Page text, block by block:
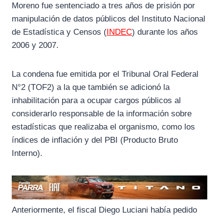
e
b
e
g
r
t
s
Moreno fue sentenciado a tres años de prisión por
manipulación de datos públicos del Instituto Nacional
de Estadística y Censos (INDEC) durante los años
2006 y 2007.
La condena fue emitida por el Tribunal Oral Federal
N°2 (TOF2) a la que también se adicionó la
inhabilitación para a ocupar cargos públicos al
considerarlo responsable de la información sobre
estadísticas que realizaba el organismo, como los
índices de inflación y del PBI (Producto Bruto
Interno).
Anteriormente, el fiscal Diego Luciani había pedido